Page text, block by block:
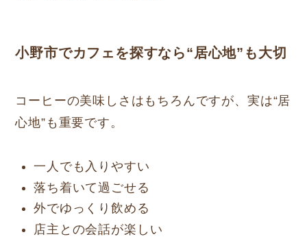
小野市でカフェを探すなら“居心地”も大切
コーヒーの美味しさはもちろんですが、実は“居
心地”も重要です。
一人でも入りやすい
落ち着いて過ごせる
外でゆっくり飲める
店主との会話が楽しい